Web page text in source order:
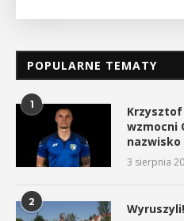
POPULARNE TEMATY
1
wzmocni
nazwisko
3 sierpnia
2